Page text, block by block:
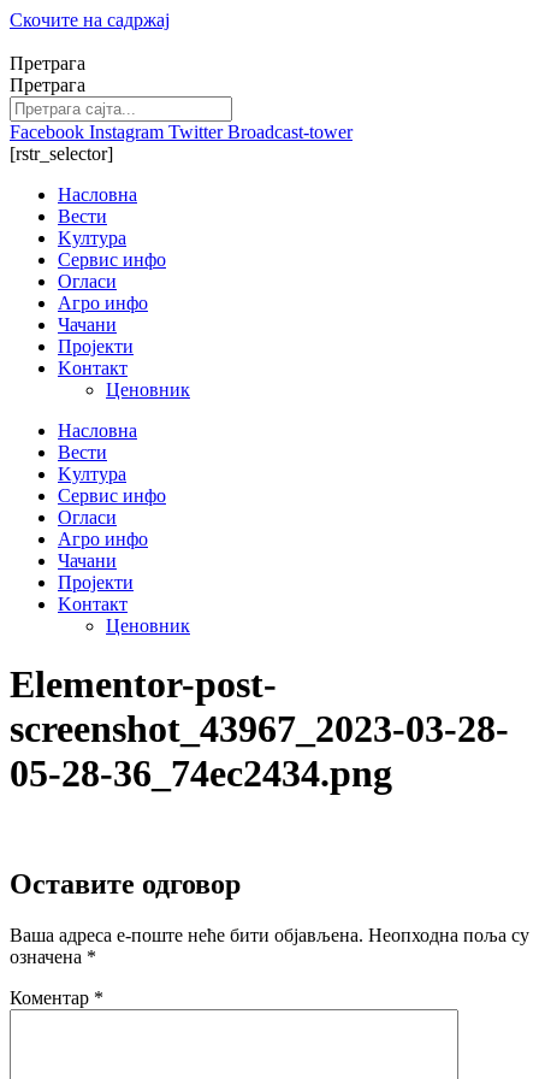
Скочите на садржај
Претрага
Претрага
Facebook Instagram Twitter Broadcast-tower
[rstr_selector]
Насловна
Вести
Kултура
Сервис инфо
Огласи
Агро инфо
Чачани
Пројекти
Kонтакт
Ценовник
Насловна
Вести
Kултура
Сервис инфо
Огласи
Агро инфо
Чачани
Пројекти
Kонтакт
Ценовник
Elementor-post-
screenshot_43967_2023-03-28-
05-28-36_74ec2434.png
Оставите одговор
Ваша адреса е-поште неће бити објављена. Неопходна поља су
означена *
Коментар *